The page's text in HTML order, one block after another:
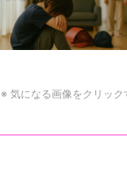
※ 気になる画像をクリック